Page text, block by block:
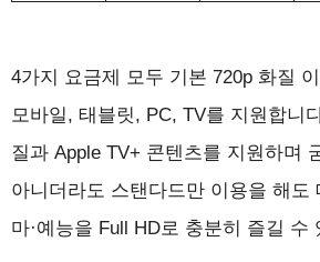
4가지 요금제 모두 기본 720p 화질
모바일, 태블릿, PC, TV를 지원합니
질과 Apple TV+ 콘텐츠를 지원하며
아니더라도 스탠다드만 이용을 해도
마·예능을 Full HD로 충분히 즐길 수